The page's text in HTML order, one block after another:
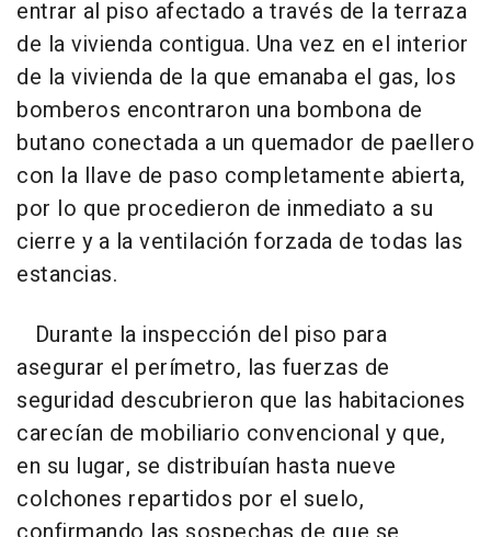
entrar al piso afectado a través de la terraza
de la vivienda contigua. Una vez en el interior
de la vivienda de la que emanaba el gas, los
bomberos encontraron una bombona de
butano conectada a un quemador de paellero
con la llave de paso completamente abierta,
por lo que procedieron de inmediato a su
cierre y a la ventilación forzada de todas las
estancias.
Durante la inspección del piso para
asegurar el perímetro, las fuerzas de
seguridad descubrieron que las habitaciones
carecían de mobiliario convencional y que,
en su lugar, se distribuían hasta nueve
colchones repartidos por el suelo,